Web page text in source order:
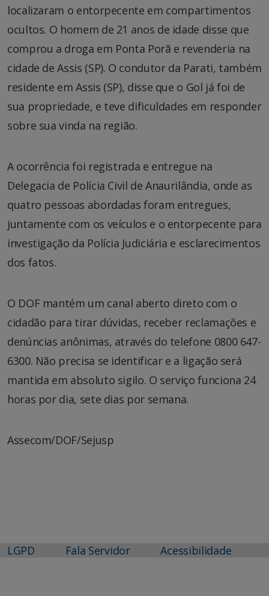
localizaram o entorpecente em compartimentos
ocultos. O homem de 21 anos de idade disse que
comprou a droga em Ponta Porã e revenderia na
cidade de Assis (SP). O condutor da Parati, também
residente em Assis (SP), disse que o Gol já foi de
sua propriedade, e teve dificuldades em responder
sobre sua vinda na região.
A ocorrência foi registrada e entregue na
Delegacia de Polícia Civil de Anaurilândia, onde as
quatro pessoas abordadas foram entregues,
juntamente com os veículos e o entorpecente para
investigação da Polícia Judiciária e esclarecimentos
dos fatos.
O DOF mantém um canal aberto direto com o
cidadão para tirar dúvidas, receber reclamações e
denúncias anônimas, através do telefone 0800 647-
6300. Não precisa se identificar e a ligação será
mantida em absoluto sigilo. O serviço funciona 24
horas por dia, sete dias por semana.
Assecom/DOF/Sejusp
LGPD Fala Servidor Acessibilidade